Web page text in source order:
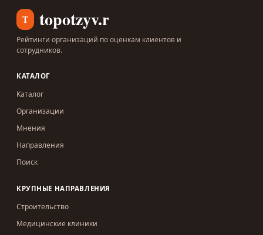
T topotzyv.ru
Рейтинги организаций по оценкам клиентов и
сотрудников.
КАТАЛОГ
Каталог
Организации
Мнения
Направления
Поиск
КРУПНЫЕ НАПРАВЛЕНИЯ
Строительство
Медицинские клиники